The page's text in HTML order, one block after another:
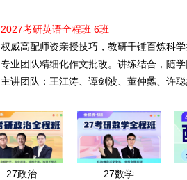
2027考研英语全程班 6班
权威高配师资亲授技巧，教研千锤百炼科
专业团队精细化作文批改。讲练结合，随
主讲团队：王江涛、谭剑波、董仲蠡、许
27政治 27数学